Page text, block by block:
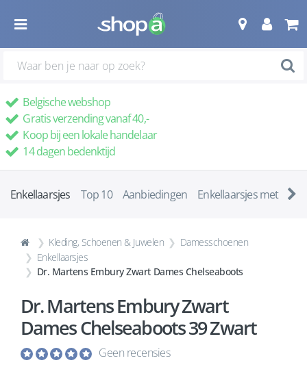
Belgische webshop
Gratis verzending vanaf 40,-
Koop bij een lokale handelaar
14 dagen bedenktijd
Enkellaarsjes Top 10 Aanbiedingen Enkellaarsjes met ha
Kleding, Schoenen & Juwelen
Damesschoenen
Enkellaarsjes
Dr. Martens Embury Zwart Dames Chelseaboots
Dr. Martens Embury Zwart
Dames Chelseaboots 39 Zwart
Geen recensies